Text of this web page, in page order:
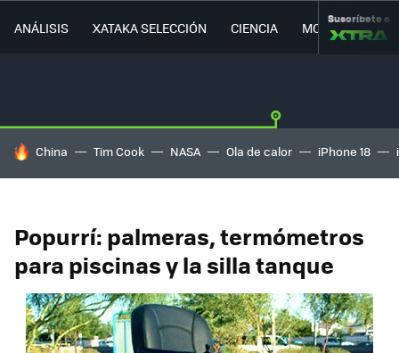
ANÁLISIS XATAKA SELECCIÓN CIENCIA MOVILIDAD
Suscríbete a
HOY SE HABLA DE
China Tim Cook NASA Ola de calor iPhone 18
Popurrí: palmeras, termómetros
para piscinas y la silla tanque